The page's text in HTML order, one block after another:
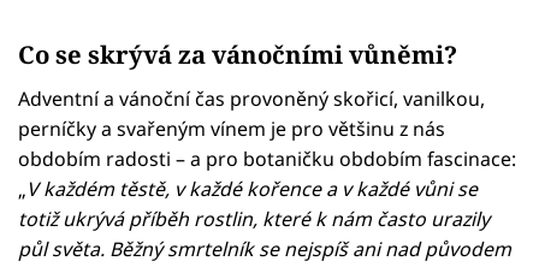
Co se skrývá za vánočními vůněmi?
Adventní a vánoční čas provoněný skořicí, vanilkou,
perníčky a svařeným vínem je pro většinu z nás
obdobím radosti – a pro botaničku obdobím fascinace:
„V každém těstě, v každé kořence a v každé vůni se
totiž ukrývá příběh rostlin, které k nám často urazily
půl světa. Běžný smrtelník se nejspíš ani nad původem